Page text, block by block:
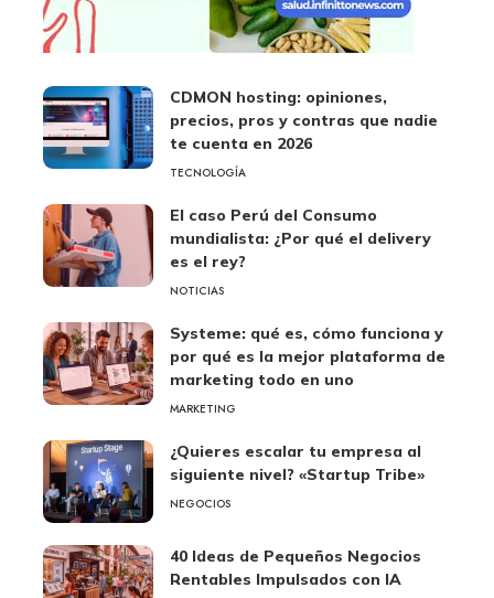
CDMON hosting: opiniones,
precios, pros y contras que nadie
te cuenta en 2026
TECNOLOGÍA
El caso Perú del Consumo
mundialista: ¿Por qué el delivery
es el rey?
NOTICIAS
Systeme: qué es, cómo funciona y
por qué es la mejor plataforma de
marketing todo en uno
MARKETING
¿Quieres escalar tu empresa al
siguiente nivel? «Startup Tribe»
NEGOCIOS
40 Ideas de Pequeños Negocios
Rentables Impulsados con IA